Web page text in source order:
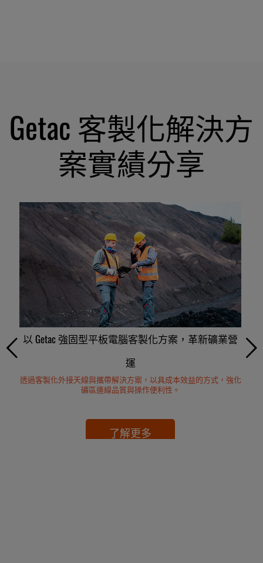
Getac 客製化解決方
案實績分享
以 Getac 強固型平板電腦客製化方案，革新礦業營
運
透過客製化外接天線與攜帶解決方案，以具成本效益的方式，強化
礦區連線品質與操作便利性。
了解更多
GPS 公用事業測繪，實現更高精度與準確度
提升現場專案的效率與生產力
了解更多
透過「關機」手勢確認，防止資料遺失
Slide-to-Shutdown 直覺功能，避免設備誤關機。
了解更多
以熱偵測技術 強化安全、效率與洞察
熱像儀整合，協助避免在車輛檢測過程中的潛在風險。
了解更多
強固型平板電腦底座，提供公用事業車輛穩定高效
的現場連接能力
內建 RF 切換功能的精巧型底座，支援內、外部天線模式。
了解更多
具成本效益的提升飛機維修效率的解決方案
Getac 客製化設計，實現機上娛樂系統資料的高效同步。
了解更多